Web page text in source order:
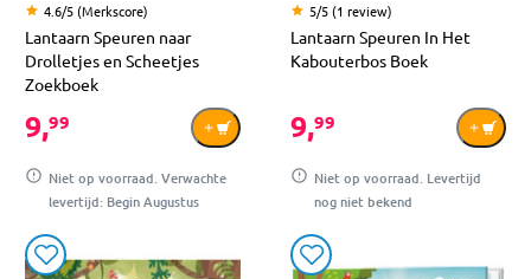
4.6/5 (Merkscore)
Lantaarn Speuren naar
Drolletjes en Scheetjes
Zoekboek
9,99
Niet op voorraad. Verwachte
levertijd: Begin Augustus
5/5 (1 review)
Lantaarn Speuren In Het
Kabouterbos Boek
9,99
Niet op voorraad. Levertijd
nog niet bekend